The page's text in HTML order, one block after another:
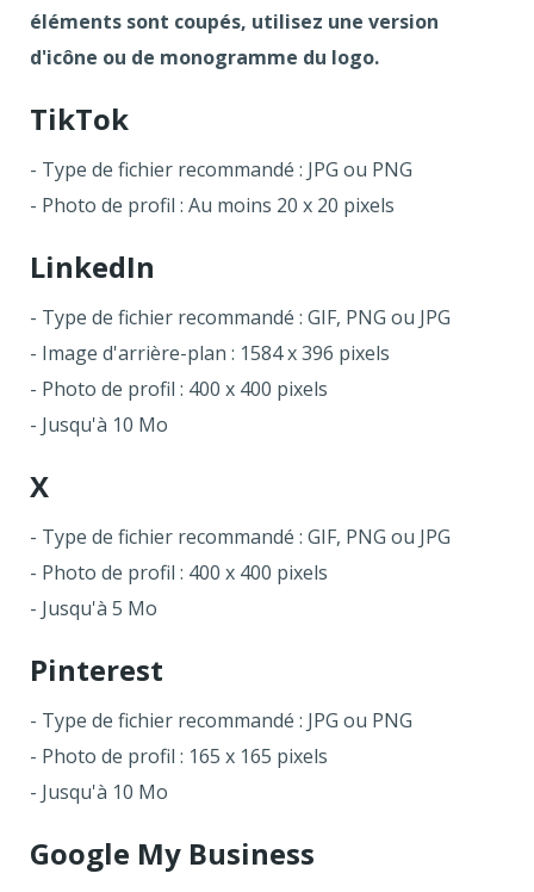
éléments sont coupés, utilisez une version
d'icône ou de monogramme du logo.
TikTok
- Type de fichier recommandé : JPG ou PNG
- Photo de profil : Au moins 20 x 20 pixels
LinkedIn
- Type de fichier recommandé : GIF, PNG ou JPG
- Image d'arrière-plan : 1584 x 396 pixels
- Photo de profil : 400 x 400 pixels
- Jusqu'à 10 Mo
X
- Type de fichier recommandé : GIF, PNG ou JPG
- Photo de profil : 400 x 400 pixels
- Jusqu'à 5 Mo
Pinterest
- Type de fichier recommandé : JPG ou PNG
- Photo de profil : 165 x 165 pixels
- Jusqu'à 10 Mo
Google My Business